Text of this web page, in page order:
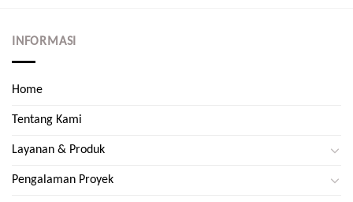
INFORMASI
Home
Tentang Kami
Layanan & Produk
Pengalaman Proyek